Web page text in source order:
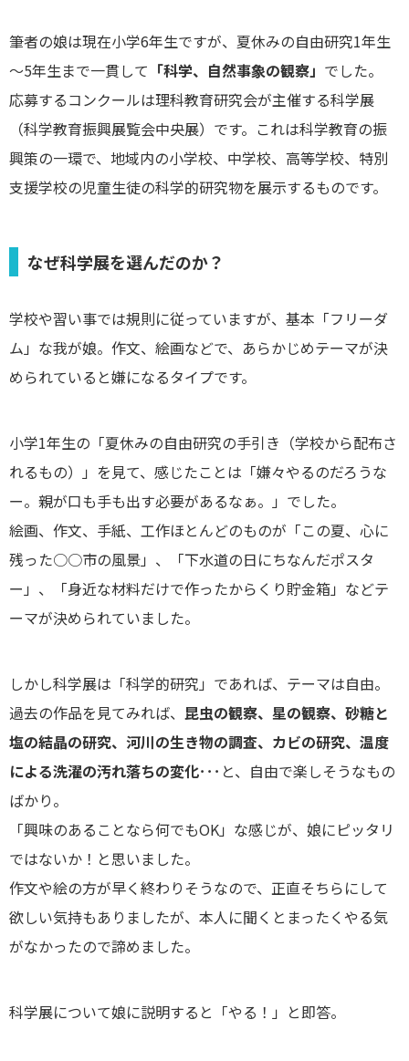
筆者の娘は現在小学6年生ですが、夏休みの自由研究1年生
～5年生まで一貫して 「科学、自然事象の観察」 でした。
応募するコンクールは理科教育研究会が主催する科学展
（科学教育振興展覧会中央展）です。これは科学教育の振
興策の一環で、地域内の小学校、中学校、高等学校、特別
支援学校の児童生徒の科学的研究物を展示するものです。
なぜ科学展を選んだのか？
学校や習い事では規則に従っていますが、基本「フリーダ
ム」な我が娘。作文、絵画などで、あらかじめテーマが決
められていると嫌になるタイプです。
小学1年生の「夏休みの自由研究の手引き（学校から配布さ
れるもの）」を見て、感じたことは「嫌々やるのだろうな
ー。親が口も手も出す必要があるなぁ。」でした。
絵画、作文、手紙、工作ほとんどのものが「この夏、心に
残った○○市の風景」、「下水道の日にちなんだポスタ
ー」、「身近な材料だけで作ったからくり貯金箱」などテ
ーマが決められていました。
しかし科学展は「科学的研究」であれば、テーマは自由。
過去の作品を見てみれば、 昆虫の観察、星の観察、砂糖と
塩の結晶の研究、河川の生き物の調査、カビの研究、温度
による洗濯の汚れ落ちの変化･･･と、自由で楽しそうなもの
ばかり。
「興味のあることなら何でもOK」な感じが、娘にピッタリ
ではないか！と思いました。
作文や絵の方が早く終わりそうなので、正直そちらにして
欲しい気持もありましたが、本人に聞くとまったくやる気
がなかったので諦めました。
科学展について娘に説明すると「やる！」と即答。